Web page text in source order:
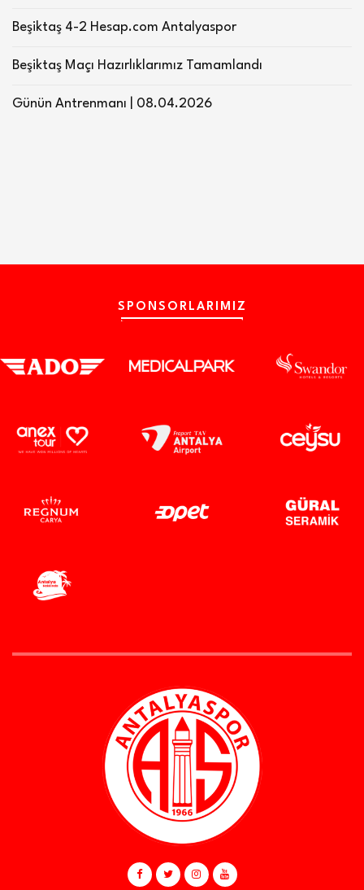
Beşiktaş 4-2 Hesap.com Antalyaspor
Beşiktaş Maçı Hazırlıklarımız Tamamlandı
Günün Antrenmanı | 08.04.2026
SPONSORLARIMIZ